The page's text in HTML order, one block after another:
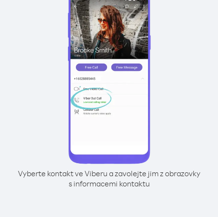
Vyberte kontakt ve Viberu a zavolejte jim z obrazovky
s informacemi kontaktu